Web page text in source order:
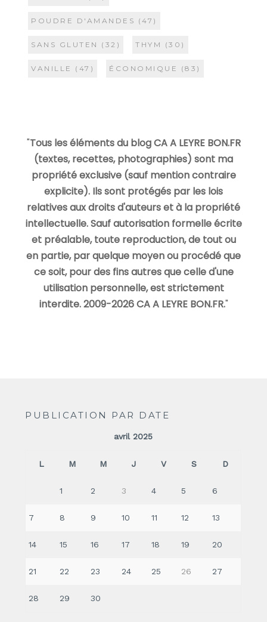
POUDRE D'AMANDES (47)
SANS GLUTEN (32) THYM (30)
VANILLE (47) ÉCONOMIQUE (83)
"Tous les éléments du blog CA A LEYRE BON.FR
(textes, recettes, photographies) sont ma
propriété exclusive (sauf mention contraire
explicite). Ils sont protégés par les lois
relatives aux droits d'auteurs et à la propriété
intellectuelle. Sauf autorisation formelle écrite
et préalable, toute reproduction, de tout ou
en partie, par quelque moyen ou procédé que
ce soit, pour des fins autres que celle d'une
utilisation personnelle, est strictement
interdite. 2009-2026 CA A LEYRE BON.FR."
PUBLICATION PAR DATE
avril 2025
L M M J V S D
1 2 3 4 5 6
7 8 9 10 11 12 13
14 15 16 17 18 19 20
21 22 23 24 25 26 27
28 29 30